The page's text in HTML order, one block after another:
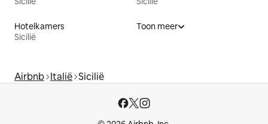
Hotelkamers
Sicilië
Toon meer
Airbnb Italië Sicilië